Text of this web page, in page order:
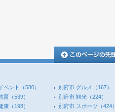
ベント （580） 別府市 グルメ
（167）
育 （539） 別府市 観光 （224）
康 （198） 別府市 スポーツ （424）